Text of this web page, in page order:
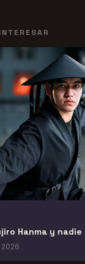
Hanma y
2026